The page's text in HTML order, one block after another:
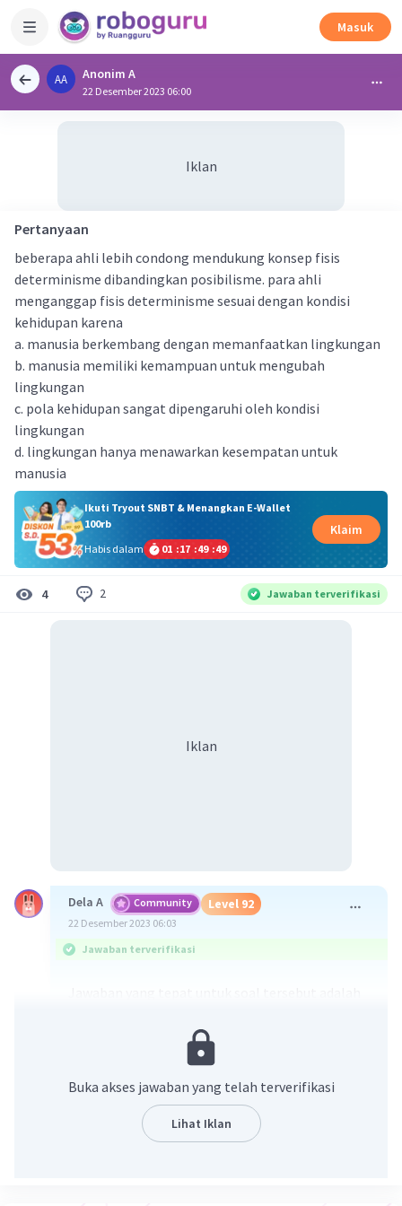
Masuk
AA Anonim A
22 Desember 2023 06:00
Iklan
Pertanyaan
beberapa ahli lebih condong mendukung konsep fisis
determinisme dibandingkan posibilisme. para ahli
menganggap fisis determinisme sesuai dengan kondisi
kehidupan karena
a. manusia berkembang dengan memanfaatkan lingkungan
b. manusia memiliki kemampuan untuk mengubah
lingkungan
c. pola kehidupan sangat dipengaruhi oleh kondisi
lingkungan
d. lingkungan hanya menawarkan kesempatan untuk
manusia
Ikuti Tryout SNBT & Menangkan E-Wallet
100rb
Habis dalam
01 :17 :49 :48
Klaim
4 2 Jawaban terverifikasi
Iklan
Dela A Community Level 92
22 Desember 2023 06:03
Jawaban terverifikasi
oleh kondisi lingkungan
Menurut pandangan teori fisis determinisme,
kehidupan manusia dipengaruhi dan bergantung
pada kondisi alam di sekitarnya. Kondisi ini dapat
dilihat dari pekerjaan, adat kebiasaan, dan pola
Buka akses jawaban yang telah terverifikasi
Lihat Iklan